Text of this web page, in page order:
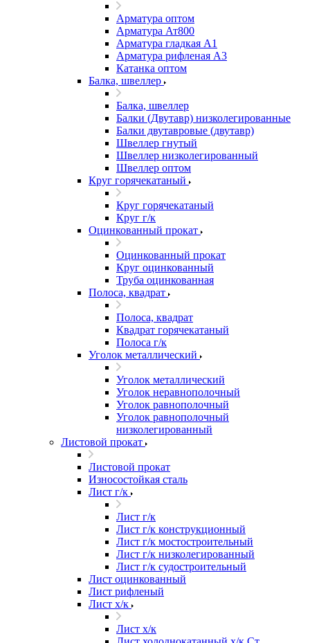
Арматура оптом
Арматура Ат800
Арматура гладкая А1
Арматура рифленая А3
Катанка оптом
Балка, швеллер
Балка, швеллер
Балки (Двутавр) низколегированные
Балки двутавровые (двутавр)
Швеллер гнутый
Швеллер низколегированный
Швеллер оптом
Круг горячекатаный
Круг горячекатаный
Круг г/к
Оцинкованный прокат
Оцинкованный прокат
Круг оцинкованный
Труба оцинкованная
Полоса, квадрат
Полоса, квадрат
Квадрат горячекатаный
Полоса г/к
Уголок металлический
Уголок металлический
Уголок неравнополочный
Уголок равнополочный
Уголок равнополочный
низколегированный
Листовой прокат
Листовой прокат
Износостойкая сталь
Лист г/к
Лист г/к
Лист г/к конструкционный
Лист г/к мостостроительный
Лист г/к низколегированный
Лист г/к судостроительный
Лист оцинкованный
Лист рифленый
Лист х/к
Лист х/к